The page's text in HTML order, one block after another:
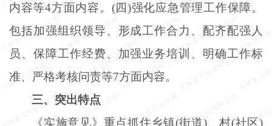
内容等4方面内容。(四)强化应急管理工作保障。
包括加强组织领导、形成工作合力、配齐配强人
员、保障工作经费、加强业务培训、明确工作标
准、严格考核问责等7方面内容。
三、突出特点
《实施意见》重点抓住乡镇(街道)、村(社区)